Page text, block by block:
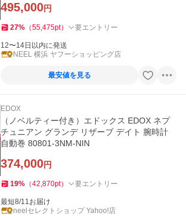
495,000円
27% （55,475pt） 要エントリー
12〜14日以内に発送
NEEL 横浜 ヤフーショッピング店
最安値を見る
EDOX
（ノベルティー付き）エドックス EDOX ネプ
チュニアン グランデ リザーブ デイト 腕時計
自動巻 80801-3NM-NIN
374,000円
19% （42,870pt） 要エントリー
最短8/11お届け
neelセレクトショップ Yahoo!店